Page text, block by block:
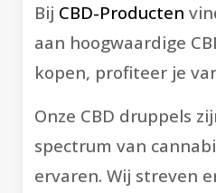
Bij CBD-Producten
aan hoogwaardige
kopen, profiteer je
Onze CBD druppels
spectrum van
ervaren. Wij streven